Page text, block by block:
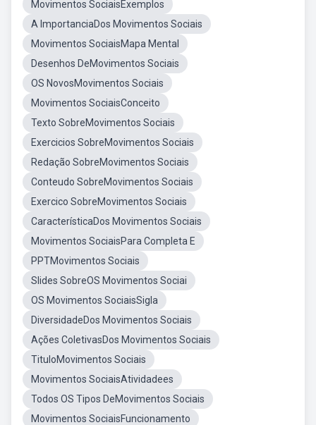
Movimentos SociaisExemplos
A ImportanciaDos Movimentos Sociais
Movimentos SociaisMapa Mental
Desenhos DeMovimentos Sociais
OS NovosMovimentos Sociais
Movimentos SociaisConceito
Texto SobreMovimentos Sociais
Exercicios SobreMovimentos Sociais
Redação SobreMovimentos Sociais
Conteudo SobreMovimentos Sociais
Exercico SobreMovimentos Sociais
CaracterísticaDos Movimentos Sociais
Movimentos SociaisPara Completa E
PPTMovimentos Sociais
Slides SobreOS Movimentos Sociai
OS Movimentos SociaisSigla
DiversidadeDos Movimentos Sociais
Ações ColetivasDos Movimentos Sociais
TituloMovimentos Sociais
Movimentos SociaisAtividadees
Todos OS Tipos DeMovimentos Sociais
Movimentos SociaisFuncionamento